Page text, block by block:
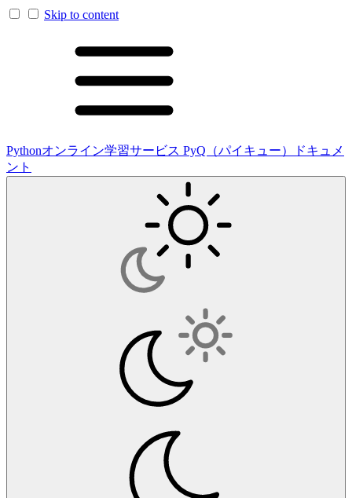
Skip to content
Pythonオンライン学習サービス PyQ（パイキュー）ドキュメ
ント